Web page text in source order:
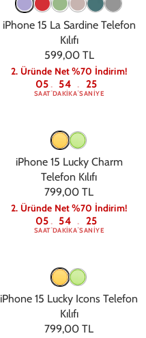
iPhone 15 La Sardine Telefon
Kılıfı
599,00 TL
2. Üründe Net %70 İndirim!
05
SAAT: 54
DAKIKA: 24
SANIYE
iPhone 15 Lucky Charm
Telefon Kılıfı
799,00 TL
2. Üründe Net %70 İndirim!
05
SAAT: 54
DAKIKA: 24
SANIYE
iPhone 15 Lucky Icons Telefon
Kılıfı
799,00 TL